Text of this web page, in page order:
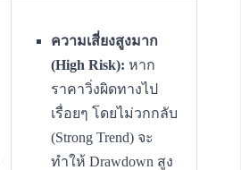
ความเสี่ยงสูงมาก
(High Risk): หาก
ราคาวิ่งผิดทางไป
เรื่อยๆ โดยไม่วกกลับ
(Strong Trend) จะ
ทำให้ Drawdown สูง